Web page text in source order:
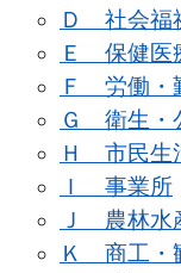
Ｄ 社会福
Ｅ 保健医
Ｆ 労働・
Ｇ 衛生・
Ｈ 市民生
Ｉ 事業所
Ｊ 農林水
Ｋ 商工・